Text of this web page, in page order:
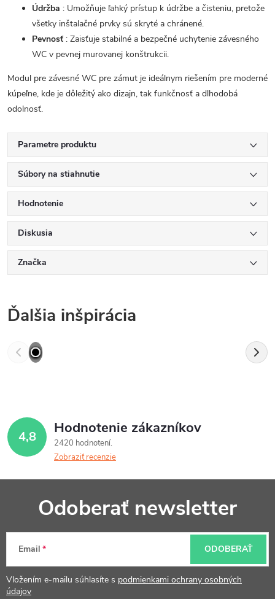
Údržba : Umožňuje ľahký prístup k údržbe a čisteniu, pretože
všetky inštalačné prvky sú skryté a chránené.
Pevnosť : Zaisťuje stabilné a bezpečné uchytenie závesného
WC v pevnej murovanej konštrukcii.
Modul pre závesné WC pre zámut je ideálnym riešením pre moderné
kúpeľne, kde je dôležitý ako dizajn, tak funkčnosť a dlhodobá
odolnosť.
Parametre produktu
Súbory na stiahnutie
Hodnotenie
Diskusia
Značka
Ďalšia inšpirácia
4,8 Hodnotenie zákazníkov
2420 hodnotení
Zobraziť recenzie
p
ä
Odoberať newsletter
Email
Vložením e-mailu súhlasíte s podmienkami ochrany osobných
údajov
ODOBERAŤ